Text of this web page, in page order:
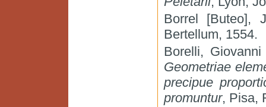
Borrel [Buteo],
Bertellum, 1554.
Borelli,
Geometriae
precipue
promuntur, Pisa,